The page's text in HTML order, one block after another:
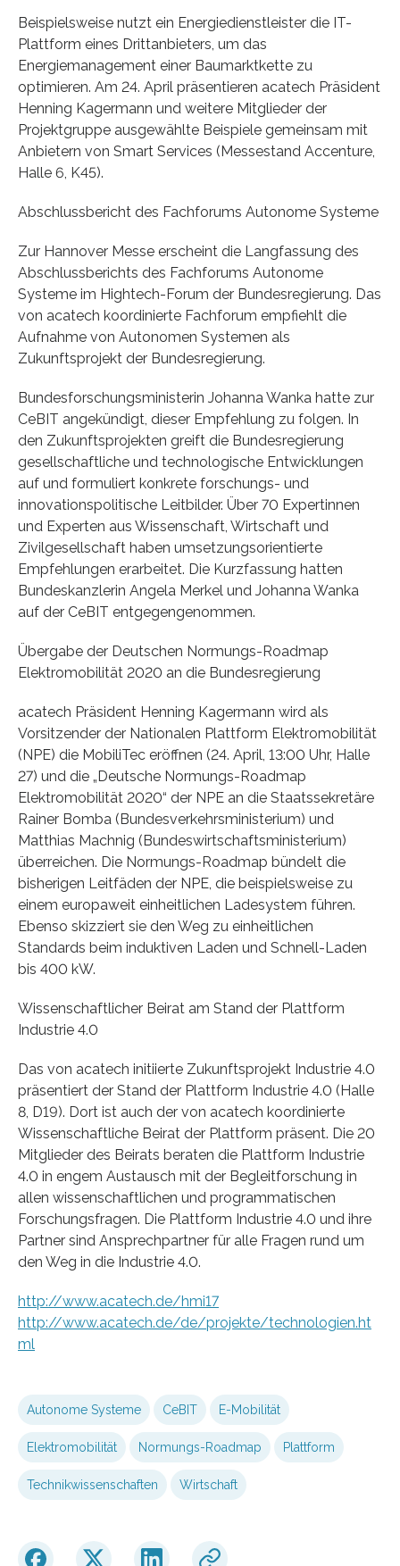
Beispielsweise nutzt ein Energiedienstleister die IT-
Plattform eines Drittanbieters, um das
Energiemanagement einer Baumarktkette zu
optimieren. Am 24. April präsentieren acatech Präsident
Henning Kagermann und weitere Mitglieder der
Projektgruppe ausgewählte Beispiele gemeinsam mit
Anbietern von Smart Services (Messestand Accenture,
Halle 6, K45).
Abschlussbericht des Fachforums Autonome Systeme
Zur Hannover Messe erscheint die Langfassung des
Abschlussberichts des Fachforums Autonome
Systeme im Hightech-Forum der Bundesregierung. Das
von acatech koordinierte Fachforum empfiehlt die
Aufnahme von Autonomen Systemen als
Zukunftsprojekt der Bundesregierung.
Bundesforschungsministerin Johanna Wanka hatte zur
CeBIT angekündigt, dieser Empfehlung zu folgen. In
den Zukunftsprojekten greift die Bundesregierung
gesellschaftliche und technologische Entwicklungen
auf und formuliert konkrete forschungs- und
innovationspolitische Leitbilder. Über 70 Expertinnen
und Experten aus Wissenschaft, Wirtschaft und
Zivilgesellschaft haben umsetzungsorientierte
Empfehlungen erarbeitet. Die Kurzfassung hatten
Bundeskanzlerin Angela Merkel und Johanna Wanka
auf der CeBIT entgegengenommen.
Übergabe der Deutschen Normungs-Roadmap
Elektromobilität 2020 an die Bundesregierung
acatech Präsident Henning Kagermann wird als
Vorsitzender der Nationalen Plattform Elektromobilität
(NPE) die MobiliTec eröffnen (24. April, 13:00 Uhr, Halle
27) und die „Deutsche Normungs-Roadmap
Elektromobilität 2020“ der NPE an die Staatssekretäre
Rainer Bomba (Bundesverkehrsministerium) und
Matthias Machnig (Bundeswirtschaftsministerium)
überreichen. Die Normungs-Roadmap bündelt die
bisherigen Leitfäden der NPE, die beispielsweise zu
einem europaweit einheitlichen Ladesystem führen.
Ebenso skizziert sie den Weg zu einheitlichen
Standards beim induktiven Laden und Schnell-Laden
bis 400 kW.
Wissenschaftlicher Beirat am Stand der Plattform
Industrie 4.0
Das von acatech initiierte Zukunftsprojekt Industrie 4.0
präsentiert der Stand der Plattform Industrie 4.0 (Halle
8, D19). Dort ist auch der von acatech koordinierte
Wissenschaftliche Beirat der Plattform präsent. Die 20
Mitglieder des Beirats beraten die Plattform Industrie
4.0 in engem Austausch mit der Begleitforschung in
allen wissenschaftlichen und programmatischen
Forschungsfragen. Die Plattform Industrie 4.0 und ihre
Partner sind Ansprechpartner für alle Fragen rund um
den Weg in die Industrie 4.0.
http://www.acatech.de/hmi17
http://www.acatech.de/de/projekte/technologien.ht
ml
Autonome Systeme CeBIT E-Mobilität
Elektromobilität Normungs-Roadmap Plattform
Technikwissenschaften Wirtschaft